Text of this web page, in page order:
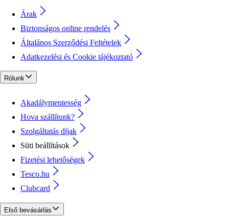
Árak
Biztonságos online rendelés
Általános Szerződési Feltételek
Adatkezelési és Cookie tájékoztató
Rólunk
Akadálymentesség
Hova szállítunk?
Szolgáltatás díjak
Süti beállítások
Fizetési lehetőségek
Tesco.hu
Clubcard
Első bevásárlás